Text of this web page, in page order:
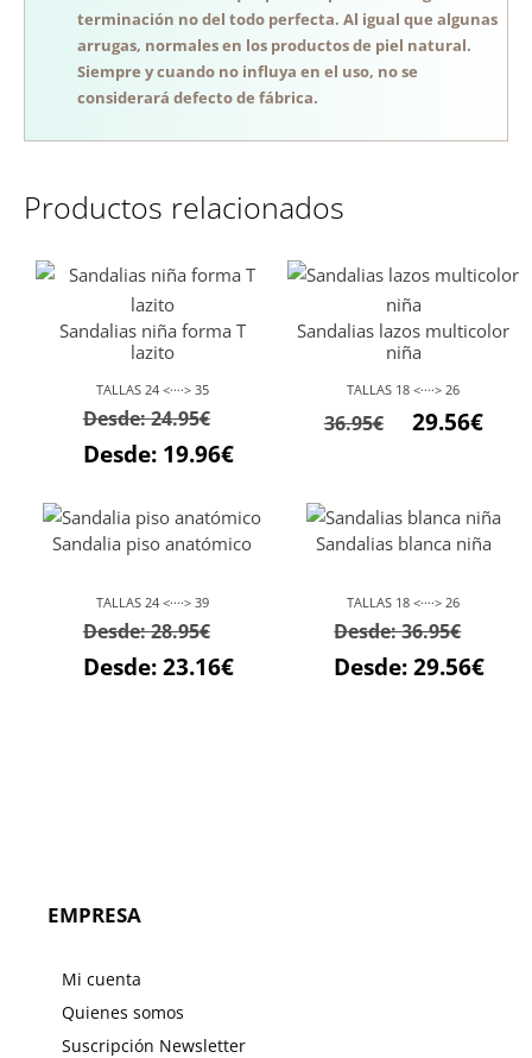
terminación no del todo perfecta. Al igual que algunas
arrugas, normales en los productos de piel natural.
Siempre y cuando no influya en el uso, no se
considerará defecto de fábrica.
Productos relacionados
Sandalias niña forma T
lazito
TALLAS 24 <····> 35
Desde:24.95€
Desde: 19.96€
Sandalias lazos multicolor
niña
TALLAS 18 <····> 26
36.95€
El
era:
36.95€.
29.56€El
es:
Sandalia piso anatómico
TALLAS 24 <····> 39
Desde:28.95€
Desde:23.16€
Sandalias blanca niña
TALLAS 18 <····> 26
Desde:36.95€
Desde:29.56€
EMPRESA
Mi cuenta
Quienes somos
Suscripción Newsletter